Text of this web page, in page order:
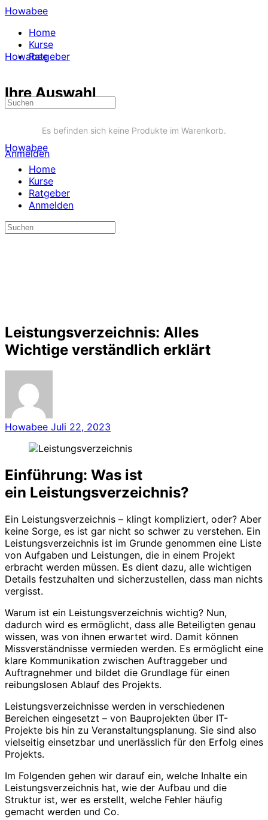
Howabee
Home
Kurse
Ratgeber
Ihre Auswahl
Es befinden sich keine Produkte im Warenkorb.
Anmelden
Howabee
Howabee
Home
Kurse
Ratgeber
Anmelden
Leistungsverzeichnis: Alles
Wichtige verständlich erklärt
Howabee Juli 22, 2023
Einführung: Was ist
ein Leistungsverzeichnis?
Ein Leistungsverzeichnis – klingt kompliziert, oder? Aber
keine Sorge, es ist gar nicht so schwer zu verstehen. Ein
Leistungsverzeichnis ist im Grunde genommen eine Liste
von Aufgaben und Leistungen, die in einem Projekt
erbracht werden müssen. Es dient dazu, alle wichtigen
Details festzuhalten und sicherzustellen, dass man nichts
vergisst.
Warum ist ein Leistungsverzeichnis wichtig? Nun,
dadurch wird es ermöglicht, dass alle Beteiligten genau
wissen, was von ihnen erwartet wird. Damit können
Missverständnisse vermieden werden. Es ermöglicht eine
klare Kommunikation zwischen Auftraggeber und
Auftragnehmer und bildet die Grundlage für einen
reibungslosen Ablauf des Projekts.
Leistungsverzeichnisse werden in verschiedenen
Bereichen eingesetzt – von Bauprojekten über IT-
Projekte bis hin zu Veranstaltungsplanung. Sie sind also
vielseitig einsetzbar und unerlässlich für den Erfolg eines
Projekts.
Im Folgenden gehen wir darauf ein, welche Inhalte ein
Leistungsverzeichnis hat, wie der Aufbau und die
Struktur ist, wer es erstellt, welche Fehler häufig
gemacht werden und Co.